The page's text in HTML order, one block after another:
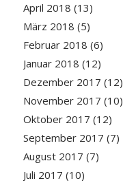
April 2018 (13)
März 2018 (5)
Februar 2018 (6)
Januar 2018 (12)
Dezember 2017 (12)
November 2017 (10)
Oktober 2017 (12)
September 2017 (7)
August 2017 (7)
Juli 2017 (10)